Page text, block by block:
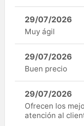
29/07/2026
Muy ágil
29/07/2026
Buen precio
29/07/2026
Ofrecen los
atención al